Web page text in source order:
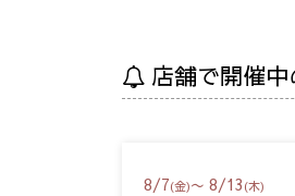
店舗で開催
8/7(金)〜 8/13 (木)